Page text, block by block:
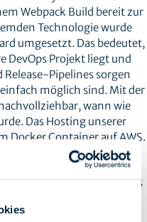
Webpack Build bereit zur
Technologie wurde
umgesetzt. Das bedeutet,
DevOps Projekt liegt und
Pipelines sorgen
möglich sind. Mit der
wann wie
Das Hosting unserer
Docker Container auf AWS.
– der Umstieg von
Betrieb hält dieses
Entwickler’innen
auch nach den ersten